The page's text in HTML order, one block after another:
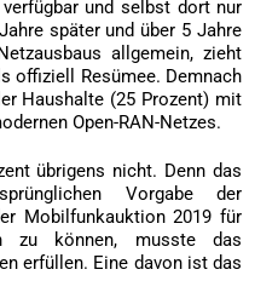
und selbst dort nur
später und über 5 Jahre
allgemein, zieht
offiziell Resümee. Demnach
Haushalte (25 Prozent) mit
Open-RAN-Netzes.
übrigens nicht. Denn das
Vorgabe der
Mobilfunkauktion 2019 für
zu können, musste das
erfüllen. Eine davon ist das